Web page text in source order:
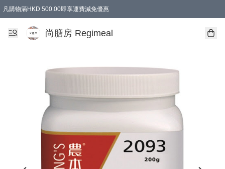
凡購物滿HKD 500.00即享運費減免優惠
尚膳房 Regimeal